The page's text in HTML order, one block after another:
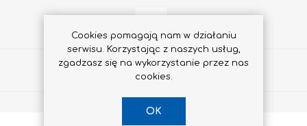
Udostępnij
Cookies pomagają nam w działaniu
serwisu. Korzystając z naszych usług,
zgadzasz się na wykorzystanie przez nas
cookies.
OK